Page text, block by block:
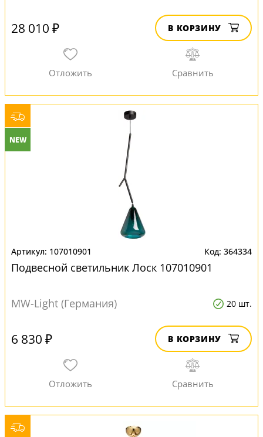
28 010 ₽ В КОРЗИНУ
NEW
107010901 364334
Подвесной светильник Лоск 107010901
MW-Light (Германия) 20 шт.
6 830 ₽ В КОРЗИНУ